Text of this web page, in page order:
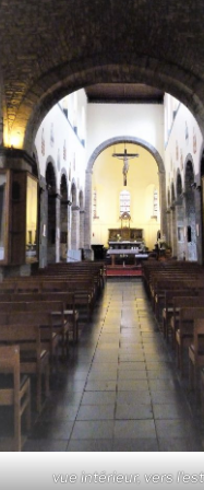
vue intérieur, vers l'est